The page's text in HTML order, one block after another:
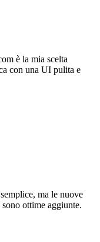
è la mia scelta
con una UI pulita e
ma le nuove
ottime aggiunte.